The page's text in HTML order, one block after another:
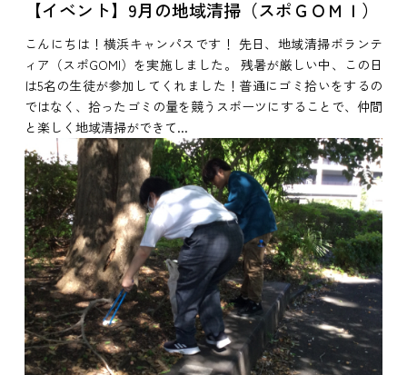
【イベント】9月の地域清掃（スポＧＯＭＩ）
こんにちは！横浜キャンパスです！ 先日、地域清掃ボランテ
ィア（スポGOMI）を実施しました。 残暑が厳しい中、この日
は5名の生徒が参加してくれました！普通にゴミ拾いをするの
ではなく、拾ったゴミの量を競うスポーツにすることで、仲間
と楽しく地域清掃ができて...